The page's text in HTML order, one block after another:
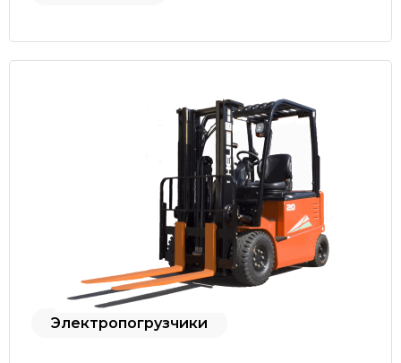
Электропогрузчики